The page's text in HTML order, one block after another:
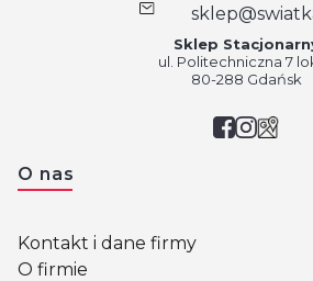
Sklep
ul. Politechniczna 7
80-288 Gdańsk
Linki w stopce
O nas
Kontakt i dane firmy
O firmie